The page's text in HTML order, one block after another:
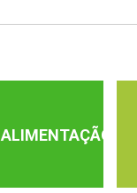
ALIMENTAÇÃO